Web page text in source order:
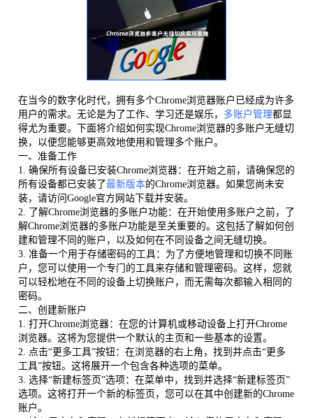
在当今的数字化时代，拥有多个Chrome浏览器账户已经成为许多
用户的需求。无论是为了工作、学习还是娱乐， 多账户管理都显
得尤为重要。下面将介绍如何实现Chrome浏览器的多账户无缝切
换，以便您能够更高效地使用和管理多个账户。
一、准备工作
1. 确保所有设备已安装Chrome浏览器：在开始之前，请确保您的
所有设备都已安装了最新版本的Chrome浏览器。如果您尚未安
装，请访问Google官方网站下载并安装。
2. 了解Chrome浏览器的多账户功能：在开始使用多账户之前，了
解Chrome浏览器的多账户功能是至关重要的。这包括了解如何创
建和管理不同的账户，以及如何在不同设备之间无缝切换。
3. 准备一个用于存储密码的工具：为了方便地管理和切换不同账
户，您可以使用一个专门的工具来存储和管理密码。这样，您就
可以轻松地在不同的设备上切换账户，而无需每次都输入相同的
密码。
二、创建新账户
1. 打开Chrome浏览器：在您的计算机或移动设备上打开Chrome
浏览器。这将为您提供一个默认的主页和一些基本的设置。
2. 点击“更多工具”按钮：在浏览器的右上角，找到并点击“更多
工具”按钮。这将展开一个包含各种选项的菜单。
3. 选择“新建标签页”选项：在菜单中，找到并选择“新建标签页”
选项。这将打开一个新的标签页，您可以在其中创建新的Chrome
账户。